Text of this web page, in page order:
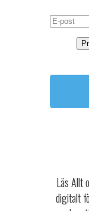
Läs Allt
digitalt